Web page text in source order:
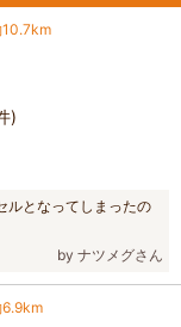
10.7km
)
ルとなってしまったの
by ナツメグさん
6.9km